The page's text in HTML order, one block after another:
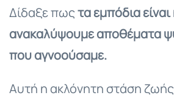
Δίδαξε πωςτα εμπόδια
ανακαλύψουμε αποθέματα
που αγνοούσαμε.
Αυτή η ακλόνητη στάση